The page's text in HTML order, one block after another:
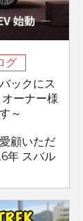
グ
ックにス
ーナー様
～
顧いただ
年 スバル